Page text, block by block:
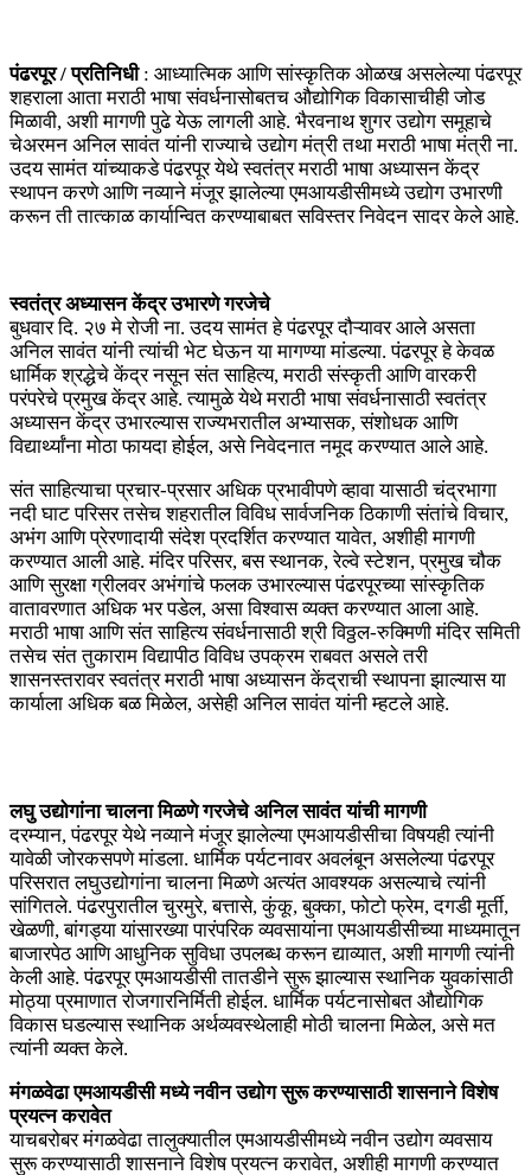
पंढरपूर / प्रतिनिधी: आध्यात्मिक आणि सांस्कृतिक ओळख असलेल्या पंढरपूर
शहराला आता मराठी भाषा संवर्धनासोबतच औद्योगिक विकासाचीही जोड
मिळावी, अशी मागणी पुढे येऊ लागली आहे. भैरवनाथ शुगर उद्योग समूहाचे
चेअरमन अनिल सावंत यांनी राज्याचे उद्योग मंत्री तथा मराठी भाषा मंत्री ना.
उदय सामंत यांच्याकडे पंढरपूर येथे स्वतंत्र मराठी भाषा अध्यासन केंद्र
स्थापन करणे आणि नव्याने मंजूर झालेल्या एमआयडीसीमध्ये उद्योग उभारणी
करून ती तात्काळ कार्यान्वित करण्याबाबत सविस्तर निवेदन सादर केले आहे.
स्वतंत्र अध्यासन केंद्र उभारणे गरजेचे
बुधवार दि. २७ मे रोजी ना. उदय सामंत हे पंढरपूर दौऱ्यावर आले असता
अनिल सावंत यांनी त्यांची भेट घेऊन या मागण्या मांडल्या. पंढरपूर हे केवळ
धार्मिक श्रद्धेचे केंद्र नसून संत साहित्य, मराठी संस्कृती आणि वारकरी
परंपरेचे प्रमुख केंद्र आहे. त्यामुळे येथे मराठी भाषा संवर्धनासाठी स्वतंत्र
अध्यासन केंद्र उभारल्यास राज्यभरातील अभ्यासक, संशोधक आणि
विद्यार्थ्यांना मोठा फायदा होईल, असे निवेदनात नमूद करण्यात आले आहे.
संत साहित्याचा प्रचार-प्रसार अधिक प्रभावीपणे व्हावा यासाठी चंद्रभागा
नदी घाट परिसर तसेच शहरातील विविध सार्वजनिक ठिकाणी संतांचे विचार,
अभंग आणि प्रेरणादायी संदेश प्रदर्शित करण्यात यावेत, अशीही मागणी
करण्यात आली आहे. मंदिर परिसर, बस स्थानक, रेल्वे स्टेशन, प्रमुख चौक
आणि सुरक्षा ग्रीलवर अभंगांचे फलक उभारल्यास पंढरपूरच्या सांस्कृतिक
वातावरणात अधिक भर पडेल, असा विश्वास व्यक्त करण्यात आला आहे.
मराठी भाषा आणि संत साहित्य संवर्धनासाठी श्री विठ्ठल-रुक्मिणी मंदिर समिती
तसेच संत तुकाराम विद्यापीठ विविध उपक्रम राबवत असले तरी
शासनस्तरावर स्वतंत्र मराठी भाषा अध्यासन केंद्राची स्थापना झाल्यास या
कार्याला अधिक बळ मिळेल, असेही अनिल सावंत यांनी म्हटले आहे.
लघु उद्योगांना चालना मिळणे गरजेचे अनिल सावंत यांची मागणी
दरम्यान, पंढरपूर येथे नव्याने मंजूर झालेल्या एमआयडीसीचा विषयही त्यांनी
यावेळी जोरकसपणे मांडला. धार्मिक पर्यटनावर अवलंबून असलेल्या पंढरपूर
परिसरात लघुउद्योगांना चालना मिळणे अत्यंत आवश्यक असल्याचे त्यांनी
सांगितले. पंढरपुरातील चुरमुरे, बत्तासे, कुंकू, बुक्का, फोटो फ्रेम, दगडी मूर्ती,
खेळणी, बांगड्या यांसारख्या पारंपरिक व्यवसायांना एमआयडीसीच्या माध्यमातून
बाजारपेठ आणि आधुनिक सुविधा उपलब्ध करून द्याव्यात, अशी मागणी त्यांनी
केली आहे. पंढरपूर एमआयडीसी तातडीने सुरू झाल्यास स्थानिक युवकांसाठी
मोठ्या प्रमाणात रोजगारनिर्मिती होईल. धार्मिक पर्यटनासोबत औद्योगिक
विकास घडल्यास स्थानिक अर्थव्यवस्थेलाही मोठी चालना मिळेल, असे मत
त्यांनी व्यक्त केले.
मंगळवेढा एमआयडीसी मध्ये नवीन उद्योग सुरू करण्यासाठी शासनाने विशेष
प्रयत्न करावेत
याचबरोबर मंगळवेढा तालुक्यातील एमआयडीसीमध्ये नवीन उद्योग व्यवसाय
सुरू करण्यासाठी शासनाने विशेष प्रयत्न करावेत, अशीही मागणी करण्यात